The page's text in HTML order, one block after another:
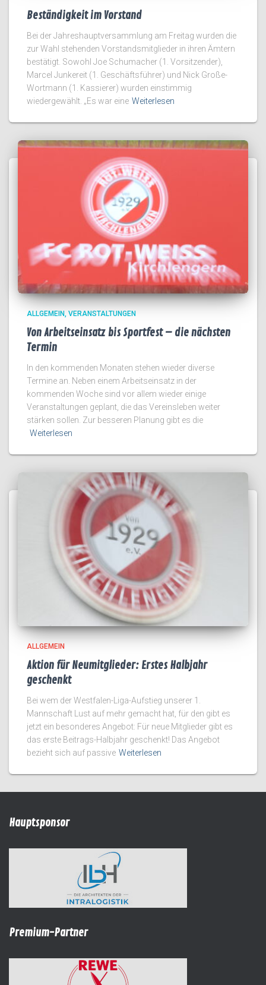
Beständigkeit im Vorstand
Bei der Jahreshauptversammlung am Freitag wurden die
zur Wahl stehenden Vorstandsmitglieder in ihren Ämtern
bestätigt. Sowohl Joe Schumacher (1. Vorsitzender),
Marcel Junkereit (1. Geschäftsführer) und Nick Große-
Wortmann (1. Kassierer) wurden einstimmig
wiedergewählt. „Es war eine Weiterlesen
ALLGEMEIN VERANSTALTUNGEN
Von Arbeitseinsatz bis Sportfest – die nächsten
Termin
In den kommenden Monaten stehen wieder diverse
Termine an. Neben einem Arbeitseinsatz in der
kommenden Woche sind vor allem wieder einige
Veranstaltungen geplant, die das Vereinsleben weiter
stärken sollen. Zur besseren Planung gibt es die
Weiterlesen
ALLGEMEIN
Aktion für Neumitglieder: Erstes Halbjahr
geschenkt
Bei wem der Westfalen-Liga-Aufstieg unserer 1.
Mannschaft Lust auf mehr gemacht hat, für den gibt es
jetzt ein besonderes Angebot: Für neue Mitglieder gibt es
das erste Beitrags-Halbjahr geschenkt! Das Angebot
bezieht sich auf passive Weiterlesen
Hauptsponsor
Premium-Partner